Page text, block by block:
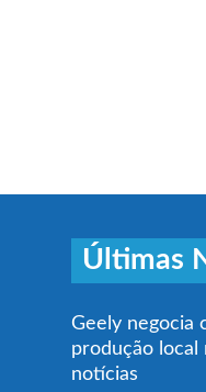
Últimas
Geely negocia
produção local
notícias